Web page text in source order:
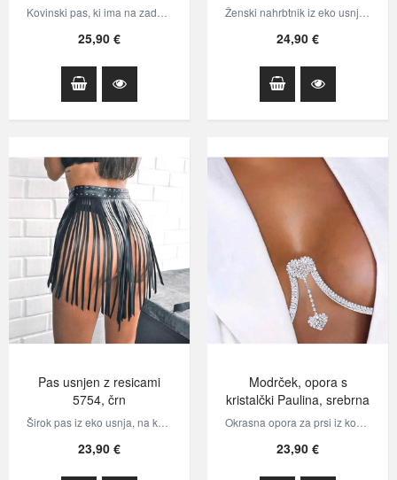
25,90 € 24,90 €
Pas usnjen z resicami
5754, črn
23,90 €
Modrček, opora s
kristalčki Paulina, srebrna
23,90 €